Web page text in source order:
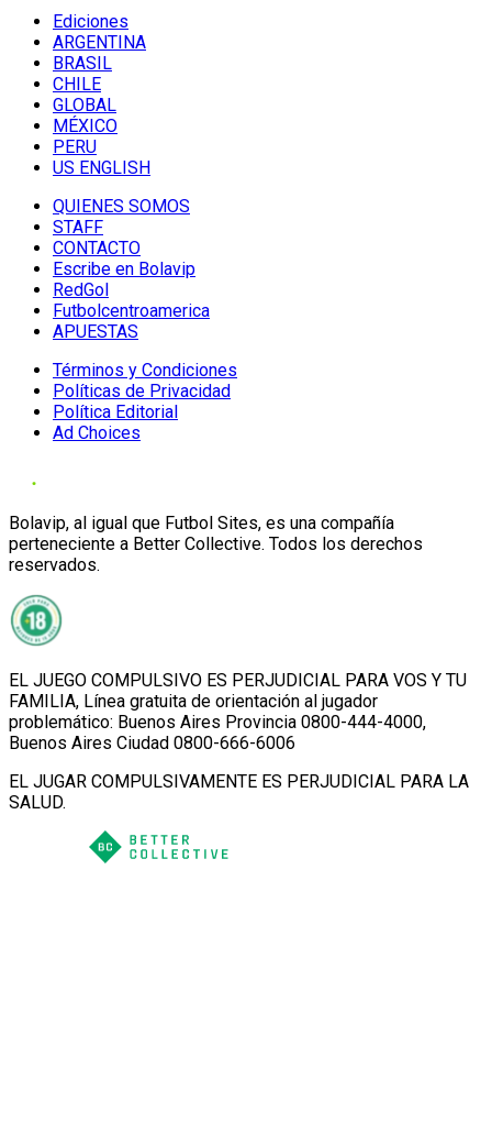
Ediciones
ARGENTINA
BRASIL
CHILE
GLOBAL
MÉXICO
PERU
US ENGLISH
QUIENES SOMOS
STAFF
CONTACTO
Escribe en Bolavip
RedGol
Futbolcentroamerica
APUESTAS
Términos y Condiciones
Políticas de Privacidad
Política Editorial
Ad Choices
Bolavip, al igual que Futbol Sites, es una compañía
perteneciente a Better Collective. Todos los derechos
reservados.
EL JUEGO COMPULSIVO ES PERJUDICIAL PARA VOS Y TU
FAMILIA, Línea gratuita de orientación al jugador
problemático: Buenos Aires Provincia 0800-444-4000,
Buenos Aires Ciudad 0800-666-6006
EL JUGAR COMPULSIVAMENTE ES PERJUDICIAL PARA LA
SALUD.